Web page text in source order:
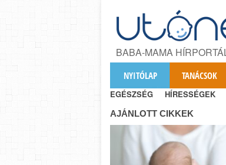
BABA-MAMA
NYITÓLAP TANÁCSOK
EGÉSZSÉG HÍRESSÉGEK
AJÁNLOTT CIKKEK